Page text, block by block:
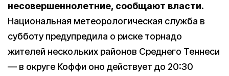
несовершеннолетние, сообщают власти.
Национальная метеорологическая служба в
субботу предупредила о риске торнадо
жителей нескольких районов Среднего Теннеси
— в округе Коффи оно действует до 20:30